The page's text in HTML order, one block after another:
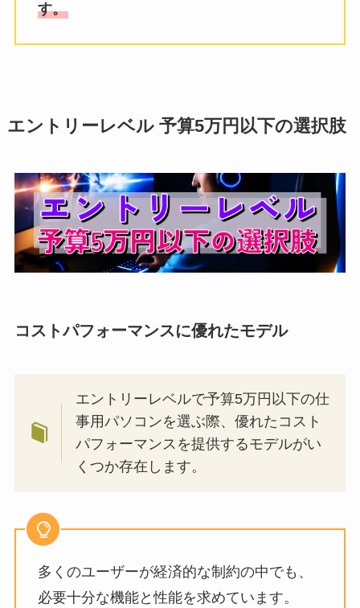
す。
エントリーレベル 予算5万円以下の選択肢
コストパフォーマンスに優れたモデル
エントリーレベルで予算5万円以下の仕
事用パソコンを選ぶ際、優れたコスト
パフォーマンスを提供するモデルがい
くつか存在します。
多くのユーザーが経済的な制約の中でも、
必要十分な機能と性能を求めています。